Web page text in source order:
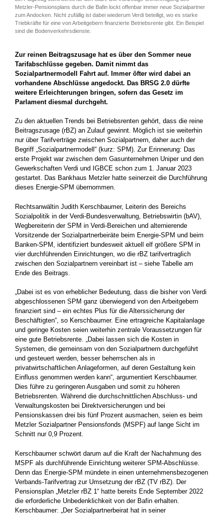
Metzler-Pensionsplans durch die Bafin lockt offenbar immer neue Sozialpartner
zum Andocken. Nicht zufällig ist dabei wiederum Verdi beteiligt, wo es starke
Triebkräfte für eine von Arbeitgebern finanzierte Betriebsrente gibt. Ein Beispiel
sind die Bodenverkehrsdienste.
Zur reinen Beitragszusage hat es über den Sommer neue
Tarifabschlüsse gegeben. Damit nimmt das
Sozialpartnermodell Fahrt auf. Immer öfter wird dabei an
vorhandene Abschlüsse angedockt. Das BRSG 2.0 dürfte
weitere Erleichterungen bringen, sofern das Gesetz im
Parlament diesmal durchgeht.
Zu den aktuellen Trends bei Betriebsrenten gehört, dass die reine
Beitragszusage (rBZ) an Zulauf gewinnt. Möglich ist sie weiterhin
nur über Tarifverträge zwischen Sozialpartnern, daher auch der
Begriff „Sozialpartnermodell“ (kurz: SPM). Zur Erinnerung: Das
erste Projekt war zwischen dem Gasunternehmen Uniper und den
Gewerkschaften Verdi und IGBCE schon zum 1. Januar 2023
gestartet. Das Bankhaus Metzler hatte seinerzeit die Durchführung
dieses Energie-SPM übernommen.
Rechtsanwältin Judith Kerschbaumer, Leiterin des Bereichs
Sozialpolitik in der Verdi-Bundesverwaltung, Betriebswirtin (bAV),
Wegbereiterin der SPM in Verdi-Bereichen und alternierende
Vorsitzende der Sozialpartnerbeiräte beim Energie-SPM und beim
Banken-SPM, identifiziert bundesweit aktuell elf größere SPM in
vier durchführenden Einrichtungen, wo die rBZ tarifvertraglich
zwischen den Sozialpartnern vereinbart ist – siehe Tabelle am
Ende des Beitrags.
„Dabei ist es von erheblicher Bedeutung, dass die bisher von Verdi
abgeschlossenen SPM ganz überwiegend von den Arbeitgebern
finanziert sind – ein echtes Plus für die Alterssicherung der
Beschäftigten“, so Kerschbaumer. Eine ertragreiche Kapitalanlage
und geringe Kosten seien weiterhin zentrale Voraussetzungen für
eine gute Betriebsrente. „Dabei lassen sich die Kosten in
Systemen, die gemeinsam von den Sozialpartnern durchgeführt
und gesteuert werden, besser beherrschen als in
privatwirtschaftlichen Anlageformen, auf deren Gestaltung kein
Einfluss genommen werden kann“, argumentiert Kerschbaumer.
Dies führe zu geringeren Ausgaben und somit zu höheren
Betriebsrenten. Während die durchschnittlichen Abschluss- und
Verwaltungskosten bei Direktversicherungen und bei
Pensionskassen drei bis fünf Prozent ausmachen, seien es beim
Metzler Sozialpartner Pensionsfonds (MSPF) auf lange Sicht im
Schnitt nur 0,9 Prozent.
Kerschbaumer schwört darum auf die Kraft der Nachahmung des
MSPF als durchführende Einrichtung weiterer SPM-Abschlüsse.
Denn das Energie-SPM mündete in einen unternehmensbezogenen
Verbands-Tarifvertrag zur Umsetzung der rBZ (TV rBZ). Der
Pensionsplan „Metzler rBZ 1“ hatte bereits Ende September 2022
die erforderliche Unbedenklichkeit von der Bafin erhalten.
Kerschbaumer: „Der Sozialpartnerbeirat hat in seiner